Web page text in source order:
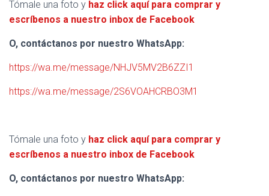
Tómale una foto y haz click aquí para comprar y
escríbenos a nuestro inbox de Facebook
O, contáctanos por nuestro WhatsApp:
https://wa.me/message/NHJV5MV2B6ZZI1
https://wa.me/message/2S6VOAHCRBO3M1
Tómale una foto y haz click aquí para comprar y
escríbenos a nuestro inbox de Facebook
O, contáctanos por nuestro WhatsApp: